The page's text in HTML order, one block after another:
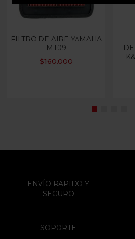
FILTRO DE AIRE YAMAHA
MT09
$160.000
ENVÍO RAPIDO Y
SEGURO
SOPORTE